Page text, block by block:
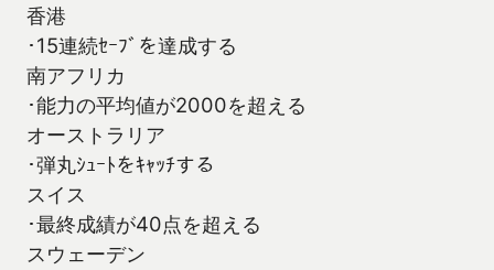
香港
･15連続ｾｰﾌﾞを達成する
南アフリカ
･能力の平均値が2000を超える
オーストラリア
･弾丸ｼｭｰﾄをｷｬｯﾁする
スイス
･最終成績が40点を超える
スウェーデン